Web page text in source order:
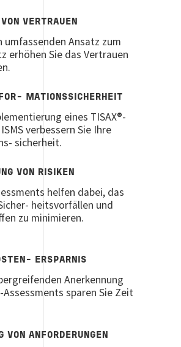
VERTRAUEN
umfassenden Ansatz zum
erhöhen Sie das Vertrauen
MATIONSSICHERHEIT
eines TISAX®-
verbessern Sie Ihre
sicherheit.
VON RISIKEN
helfen dabei, das
heitsvorfällen und
zu minimieren.
ERSPARNIS
Anerkennung
Assessments sparen Sie Zeit
VON ANFORDERUNGEN